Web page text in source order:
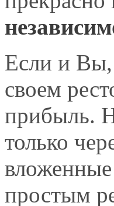
Если и Вы,
своем
прибыль.
только
простым